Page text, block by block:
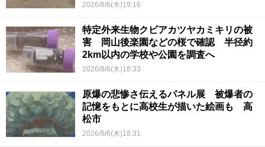
2026/8/6(木)19:16
特定外来生物クビアカツヤカミキリの被
害 岡山後楽園などの桜で確認 半径約
2km以内の学校や公園を調査へ
2026/8/6(木)18:33
原爆の悲惨さ伝えるパネル展 被爆者の
記憶をもとに高校生が描いた絵画も 高
松市
2026/8/6(木)18:31